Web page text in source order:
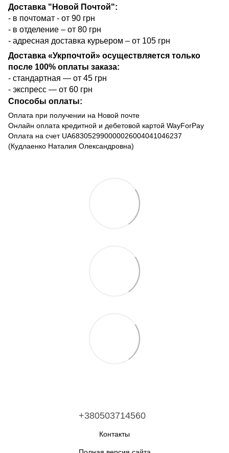
Доставка "Новой Почтой":
- в почтомат - от 90 грн
- в отделение – от 80 грн
- адресная доставка курьером – от 105 грн
Доставка «Укрпочтой» осуществляется только
после 100% оплаты заказа:
- стандартная — от 45 грн
- экспресс — от 60 грн
Способы оплаты:
Оплата при получении на Новой почте
Онлайн оплата кредитной и дебетовой картой WayForPay
Оплата на счет UA683052990000026004041046237
(Кудлаенко Наталия Олександровна)
+380503714560
Контакты